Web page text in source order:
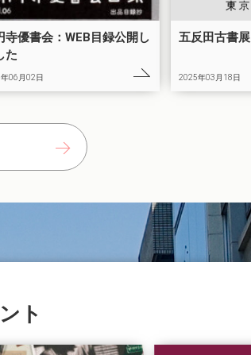
寺優書会：WEB目録公開し
た
06月02日
五反田古書展
2025年03月18日
ト